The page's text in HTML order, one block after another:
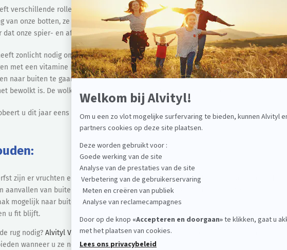
verschillende rollen in ons lichaam: we hebben ze nodig om te groeien en voor de
van onze botten, ze speelt een rol bij de opname van calcium en fosfor en ten slotte
dat onze spier- en afweerfuncties op peil blijven. Meer informatie over vitamine D.
zonlicht nodig om vitamine D aan te maken. Dat is waarom we in de winter vaak
met een vitamine D-tekort. De oplossing is eenvoudig: maak van elke gelegenheid
naar buiten te gaan en wat zonlicht op te vangen. Ga met uw kinderen naar het
bewolkt is. De wolken houden zeker niet alle zonnestralen tegen.
u dit jaar eens geen luminotherapie?
zijn er vruchten en groenten rijp die vitamines bevatten die ons organisme nodig
aanvallen van buitenaf het hoofd te bieden (koude, verkoudheden enz.).
mogelijk naar buiten zodat uw lichaam zonlicht opvangt om vitamine D aan te
u fit blijft.
rug nodig? Alvityl Vitaliteitis een assortiment ontwikkeld om het hele gezin extra
wanneer u ze nodig hebt.